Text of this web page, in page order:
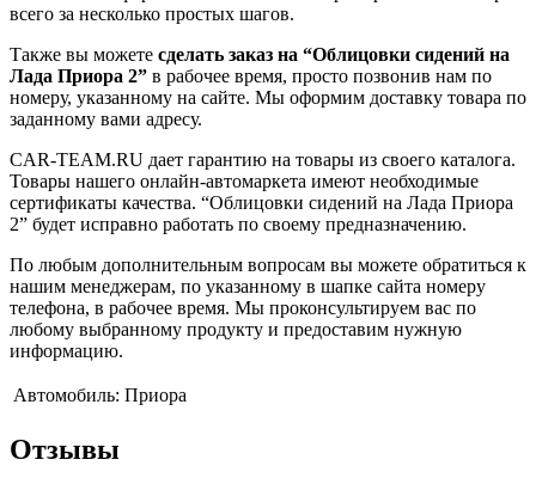
всего за несколько простых шагов.
Также вы можете сделать заказ на “Облицовки сидений на
Лада Приора 2” в рабочее время, просто позвонив нам по
номеру, указанному на сайте. Мы оформим доставку товара по
заданному вами адресу.
CAR-TEAM.RU дает гарантию на товары из своего каталога.
Товары нашего онлайн-автомаркета имеют необходимые
сертификаты качества. “Облицовки сидений на Лада Приора
2” будет исправно работать по своему предназначению.
По любым дополнительным вопросам вы можете обратиться к
нашим менеджерам, по указанному в шапке сайта номеру
телефона, в рабочее время. Мы проконсультируем вас по
любому выбранному продукту и предоставим нужную
информацию.
Автомобиль: Приора
Отзывы